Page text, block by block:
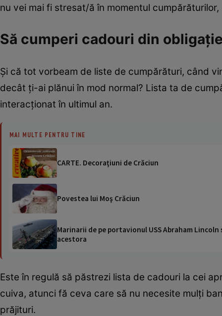
nu vei mai fi stresat/ă în momentul
Să cumperi cadouri din
Şi că tot vorbeam de liste de cumpărături, când
decât ţi-ai plănui în mod normal? Lista ta de
interacţionat în ultimul an.
MAI MULTE PENTRU TINE
CARTE. Decoraţiuni de Crăciun
Povestea lui Moş Crăciun
Marinarii de pe portavionul USS Abraham
acestora
Este în regulă să păstrezi lista de cadouri la cei
cuiva, atunci fă ceva care să nu necesite mulţi
prăjituri.